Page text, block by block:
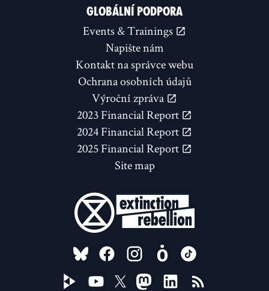
GLOBÁLNÍ PODPORA
Events & Trainings
Napište nám
Kontakt na správce webu
Ochrana osobních údajů
Výroční zpráva
2023 Financial Report
2024 Financial Report
2025 Financial Report
Site map
FOLLOW US ON